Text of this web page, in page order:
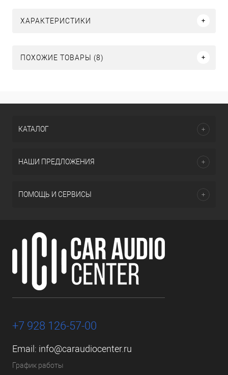
ХАРАКТЕРИСТИКИ
ПОХОЖИЕ ТОВАРЫ (8)
КАТАЛОГ
НАШИ ПРЕДЛОЖЕНИЯ
ПОМОЩЬ И СЕРВИСЫ
+7 928 126-57-00
Email: info@caraudiocenter.ru
График работы